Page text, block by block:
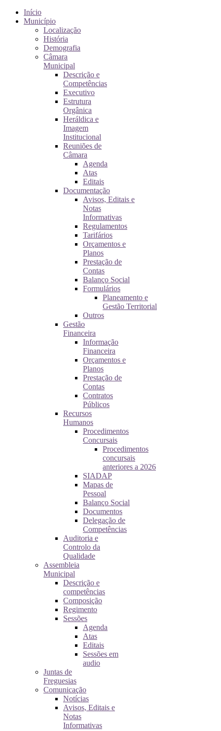
Início
Município
Localização
História
Demografia
Câmara
Municipal
Descrição e
Competências
Executivo
Estrutura
Orgânica
Heráldica e
Imagem
Institucional
Reuniões de
Câmara
Agenda
Atas
Editais
Documentação
Avisos, Editais e
Notas
Informativas
Regulamentos
Tarifários
Orçamentos e
Planos
Prestação de
Contas
Balanço Social
Formulários
Planeamento e
Gestão Territorial
Outros
Gestão
Financeira
Informação
Financeira
Orçamentos e
Planos
Prestação de
Contas
Contratos
Públicos
Recursos
Humanos
Procedimentos
Concursais
Procedimentos
concursais
anteriores a 2026
SIADAP
Mapas de
Pessoal
Balanço Social
Documentos
Delegação de
Competências
Auditoria e
Controlo da
Qualidade
Assembleia
Municipal
Descrição e
competências
Composição
Regimento
Sessões
Agenda
Atas
Editais
Sessões em
audio
Juntas de
Freguesias
Comunicação
Notícias
Avisos, Editais e
Notas
Informativas